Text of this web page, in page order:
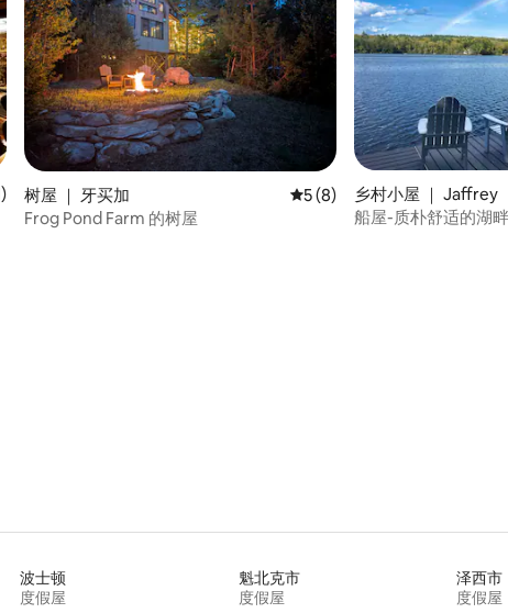
分（满分 5 分），共 151 条评价
树屋 ｜ 牙买加 平均评分 5 分（满分 5 分），
5 (8)
Frog Pond Farm 的树屋
乡村小屋 ｜ Jaffrey
船屋-质朴舒适的湖
波士顿
度假屋
魁北克市
度假屋
泽西市
度假屋